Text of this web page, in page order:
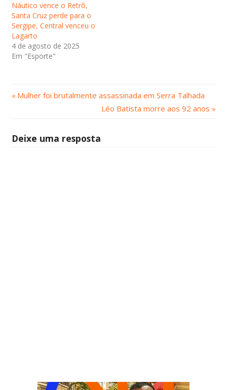
Náutico vence o Retrô,
Santa Cruz perde para o
Sergipe, Central venceu o
Lagarto
4 de agosto de 2025
Em "Esporte"
Navegação
Post
Post
Mulher foi brutalmente assassinada em Serra Talhada
Próximo
Léo Batista morre aos 92 anos
Deixe uma resposta